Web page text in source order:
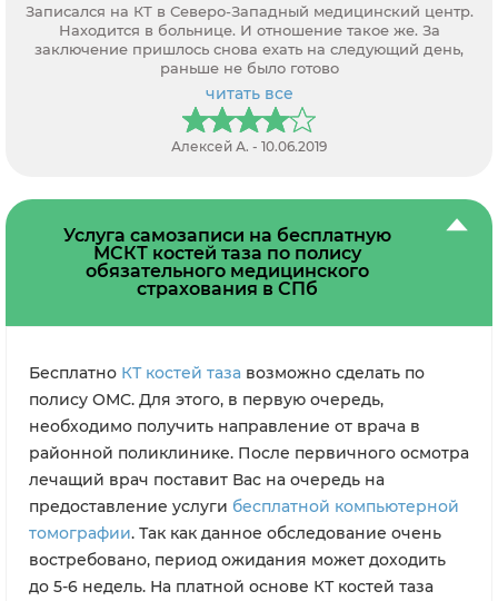
Записался на КТ в Северо-Западный медицинский центр.
Находится в больнице. И отношение такое же. За
заключение пришлось снова ехать на следующий день,
раньше не было готово
читать все
Алексей А. - 10.06.2019
Услуга самозаписи на бесплатную
МСКТ костей таза по полису
обязательного медицинского
страхования в СПб
Бесплатно КТ костей таза возможно сделать по
полису ОМС. Для этого, в первую очередь,
необходимо получить направление от врача в
районной поликлинике. После первичного осмотра
лечащий врач поставит Вас на очередь на
предоставление услуги бесплатной компьютерной
томографии. Так как данное обследование очень
востребовано, период ожидания может доходить
до 5-6 недель. На платной основе КТ костей таза